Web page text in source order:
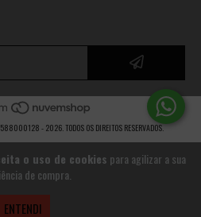
o uso de cookies para agilizar a sua
de compra.
ENTENDI
- 2026. TODOS OS DIREITOS RESERVADOS.